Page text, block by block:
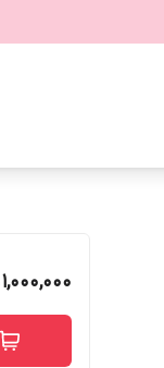
1,000,000